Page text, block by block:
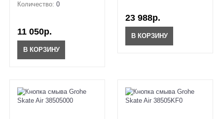
Количество: 0
11 050р.
В КОРЗИНУ
23 988р.
В КОРЗИНУ